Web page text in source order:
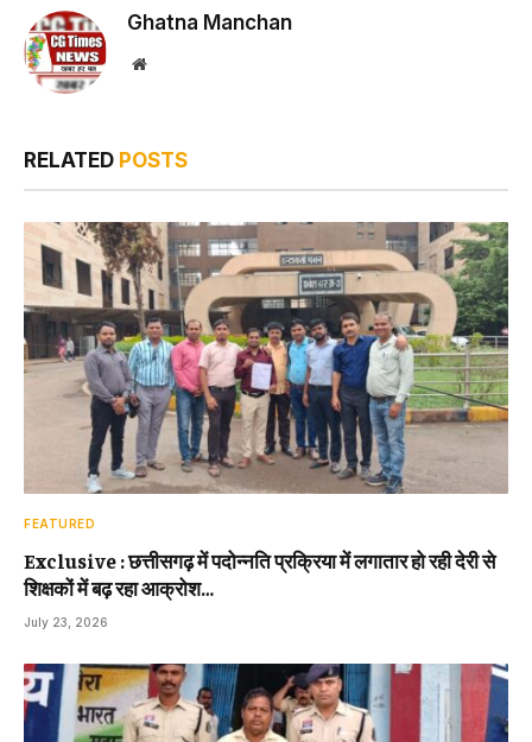
Ghatna Manchan
Website
RELATED POSTS
FEATURED
Exclusive : छत्तीसगढ़ में पदोन्नति प्रक्रिया में लगातार हो रही देरी से
शिक्षकों में बढ़ रहा आक्रोश…
July 23, 2026